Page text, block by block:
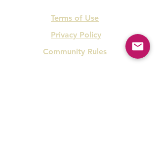
Terms of Use
Privacy Policy
Community Rules